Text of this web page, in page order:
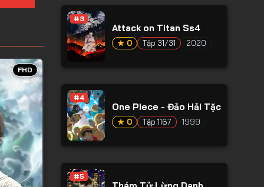
FHD
#3
Attack on Titan Ss4
★ 0 Tập 31/31 2020
#4
One Piece - Đảo Hải Tặc
★ 0 Tập 1167 1999
#5